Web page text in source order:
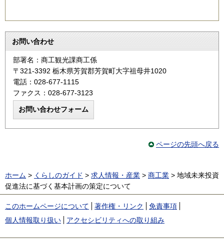
お問い合わせ
部署名：商工観光課商工係
〒321-3392 栃木県芳賀郡芳賀町大字祖母井1020
電話：028-677-1115
ファクス：028-677-3123
ページの先頭へ戻る
ホーム > くらしのガイド > 求人情報・産業 > 商工業 > 地域未来投資
促進法に基づく基本計画の策定について
このホームページについて 著作権・リンク
免責事項
個人情報取り扱い
アクセシビリティへの取り組み